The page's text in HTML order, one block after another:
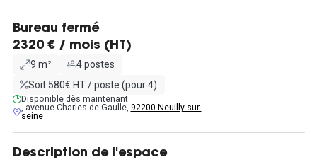
Bureau fermé
2320 € / mois (HT)
9 m²
4 postes
Soit 580€ HT / poste (pour 4)
Disponible dès maintenant
, avenue Charles de Gaulle, 92200 Neuilly-sur-
seine
Description de l'espace